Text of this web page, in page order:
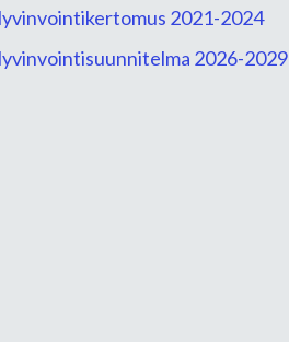
2021-2024
2026-2029